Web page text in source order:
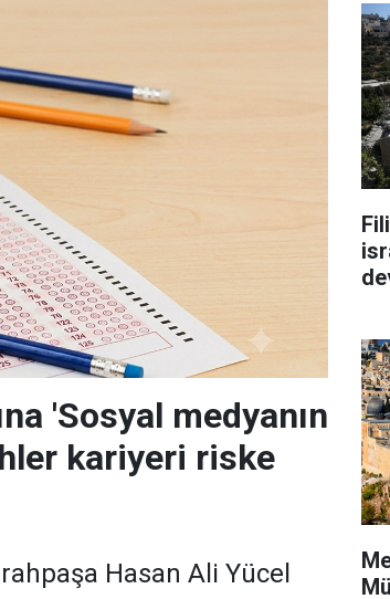
'Sosyal medyanın
kariyeri riske
Hasan Ali Yücel